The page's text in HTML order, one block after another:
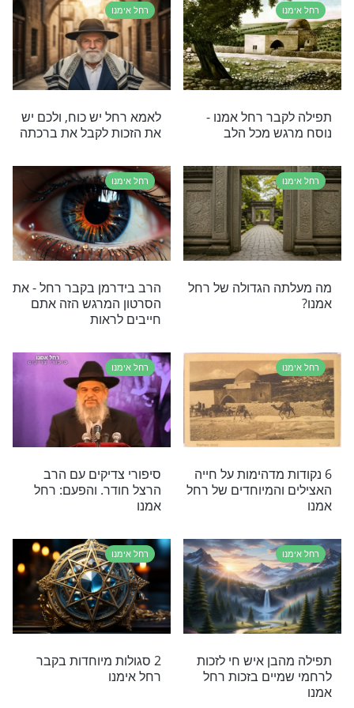
מראה דמות של אישה מתפללת בשמים, ממש
- מה דעתכם?
על רחל אמנו
- אל
רחל אימנו
"הבה לי בנים, ואם אין –
מתה אנוכי": חייה ומותה של
רחל אמנו ע"פ מדרשי חז"ל
רחל אמנו -
רחל אימנו
לאמא רחל יש כוח, ולכם יש
רחל אימנו